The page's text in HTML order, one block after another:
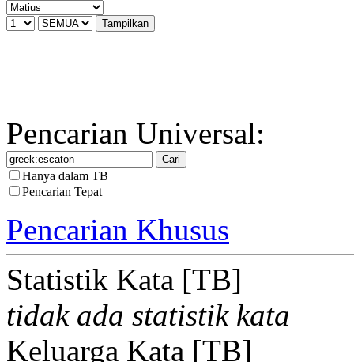
Pencarian Universal:
Hanya dalam TB
Pencarian Tepat
Pencarian Khusus
Statistik Kata [TB]
tidak ada statistik kata
Keluarga Kata [TB]